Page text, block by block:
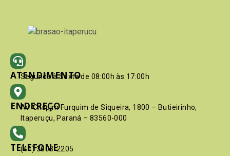
ATENDIMENTO
Segunda à Sexta de 08:00h às 17:00h
ENDEREÇO
Av. Crispim Furquim de Siqueira, 1800 – Butieirinho,
Itaperuçu, Paraná – 83560-000
TELEFONE
(41) 3603-2205